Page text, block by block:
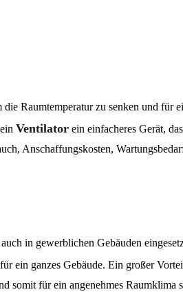
Raumtemperatur zu senken und für
Ventilator ein einfacheres Gerät,
Anschaffungskosten,
in gewerblichen Gebäuden
für ein ganzes Gebäude. Ein großer
somit für ein angenehmes Raumklima